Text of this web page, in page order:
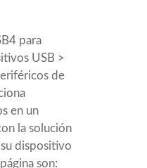
para
USB >
de
en un
la solución
dispositivo
son: